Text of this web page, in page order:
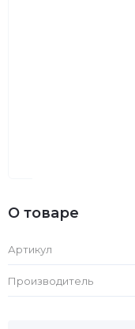
О товаре
Артикул
Производитель